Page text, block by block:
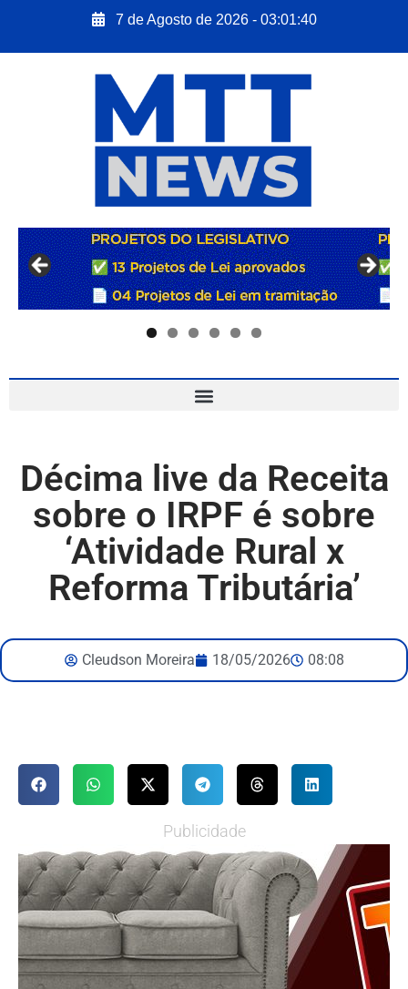
7 de Agosto de 2026 - 03:01:41
Décima live da Receita
sobre o IRPF é sobre
‘Atividade Rural x
Reforma Tributária’
Cleudson Moreira 18/05/2026 08:08
Publicidade